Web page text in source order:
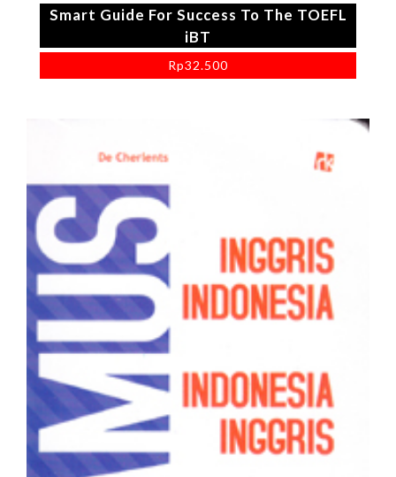
Smart Guide For Success To The TOEFL
iBT
Rp32.500